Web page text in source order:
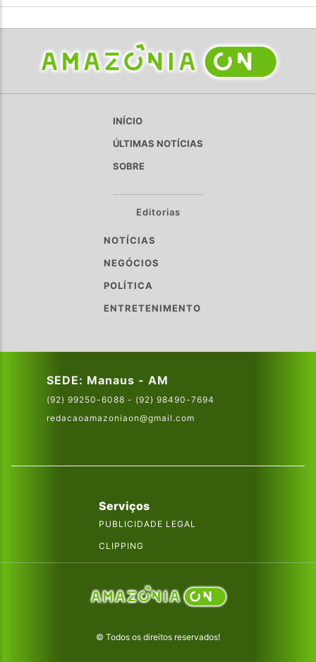
INÍCIO
ÚLTIMAS NOTÍCIAS
SOBRE
Editorias
NOTÍCIAS
NEGÓCIOS
POLÍTICA
ENTRETENIMENTO
SEDE: Manaus - AM
(92) 99250-6088 - (92) 98490-7694
redacaoamazoniaon@gmail.com
Serviços
PUBLICIDADE LEGAL
CLIPPING
© Todos os direitos reservados!